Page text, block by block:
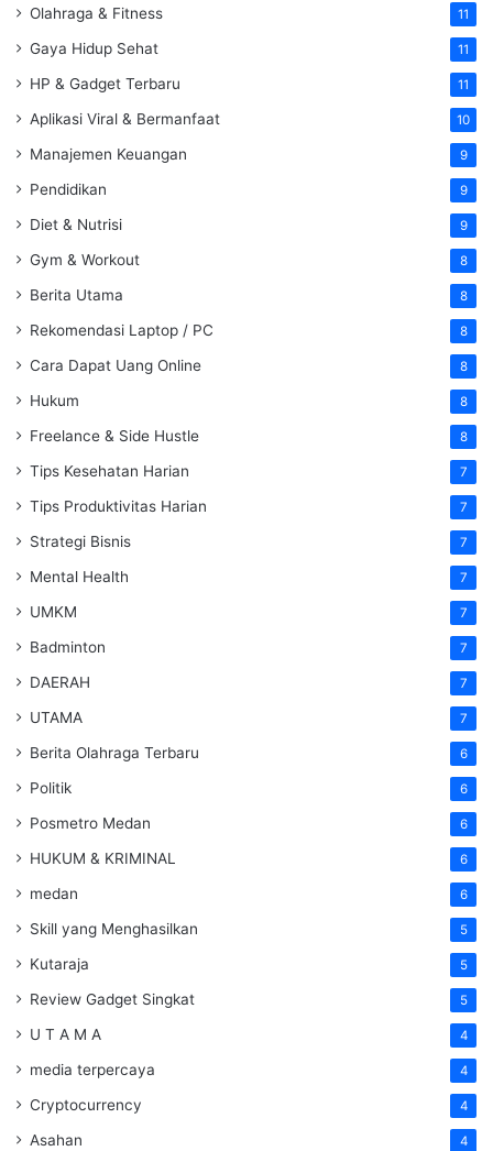
Olahraga & Fitness 11
Gaya Hidup Sehat 11
HP & Gadget Terbaru 11
Aplikasi Viral & Bermanfaat 10
Manajemen Keuangan 9
Pendidikan 9
Diet & Nutrisi 9
Gym & Workout 8
Berita Utama 8
Rekomendasi Laptop / PC 8
Cara Dapat Uang Online 8
Hukum 8
Freelance & Side Hustle 8
Tips Kesehatan Harian 7
Tips Produktivitas Harian 7
Strategi Bisnis 7
Mental Health 7
UMKM 7
Badminton 7
DAERAH 7
UTAMA 7
Berita Olahraga Terbaru 6
Politik 6
Posmetro Medan 6
HUKUM & KRIMINAL 6
medan 6
Skill yang Menghasilkan 5
Kutaraja 5
Review Gadget Singkat 5
U T A M A 4
media terpercaya 4
Cryptocurrency 4
Asahan 4